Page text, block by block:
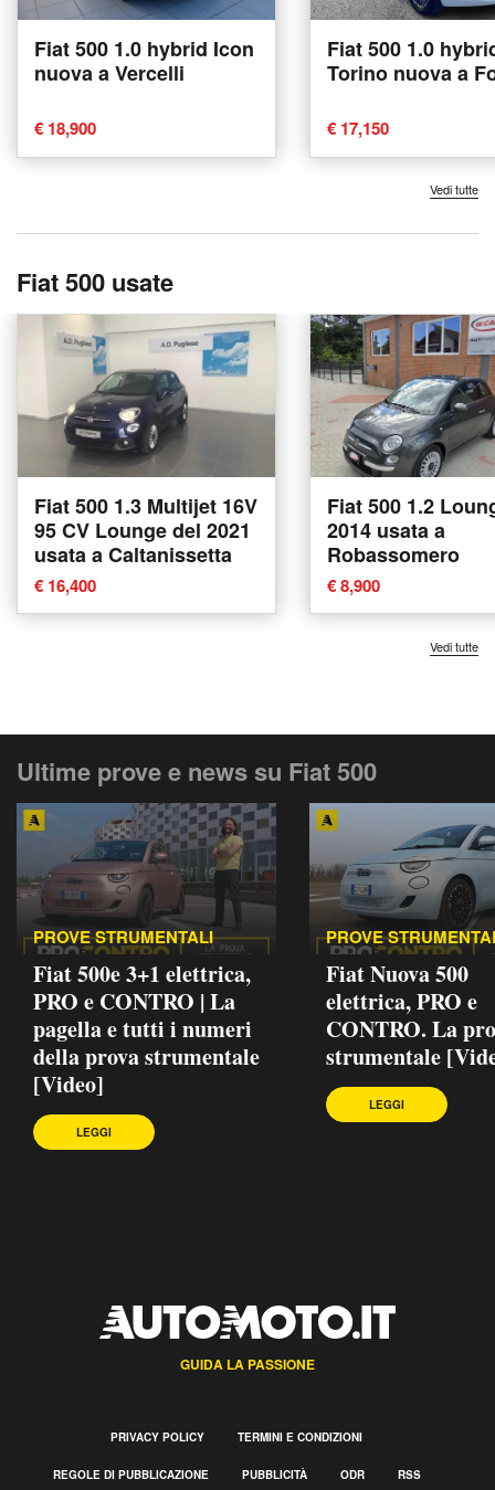
Fiat 500 1.0 hybrid Icon
nuova a Vercelli
€ 18,900
Fiat 500 1.0
Torino nuova a
€ 17,150
Vedi tutte
Fiat 500 usate
Fiat 500 1.3 Multijet 16V
95 CV Lounge del 2021
usata a Caltanissetta
€ 16,400
Fiat 500 1.2
2014 usata a
Robassomero
€ 8,900
Vedi tutte
Ultime prove e news su Fiat 500
PROVE STRUMENTALI
Fiat 500e 3+1 elettrica,
PRO e CONTRO | La
pagella e tutti i numeri
della prova strumentale
[Video]
LEGGI
PROVE
Fiat Nuova 500
elettrica, PRO e
CONTRO. La
strumentale
LEGGI
GUIDA LA PASSIONE
PRIVACY POLICY TERMINI E CONDIZIONI
REGOLE DI PUBBLICAZIONE PUBBLICITÀ ODR RSS